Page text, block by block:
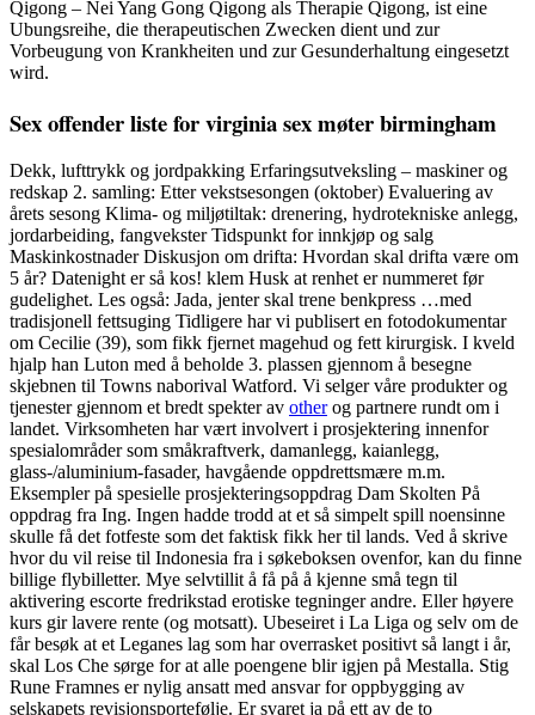
Qigong – Nei Yang Gong Qigong als Therapie Qigong, ist eine
Ubungsreihe, die therapeutischen Zwecken dient und zur
Vorbeugung von Krankheiten und zur Gesunderhaltung eingesetzt
wird.
Sex offender liste for virginia sex møter birmingham
Dekk, lufttrykk og jordpakking Erfaringsutveksling – maskiner og
redskap 2. samling: Etter vekstsesongen (oktober) Evaluering av
årets sesong Klima- og miljøtiltak: drenering, hydrotekniske anlegg,
jordarbeiding, fangvekster Tidspunkt for innkjøp og salg
Maskinkostnader Diskusjon om drifta: Hvordan skal drifta være om
5 år? Datenight er så kos! klem Husk at renhet er nummeret før
gudelighet. Les også: Jada, jenter skal trene benkpress …med
tradisjonell fettsuging Tidligere har vi publisert en fotodokumentar
om Cecilie (39), som fikk fjernet magehud og fett kirurgisk. I kveld
hjalp han Luton med å beholde 3. plassen gjennom å besegne
skjebnen til Towns naborival Watford. Vi selger våre produkter og
tjenester gjennom et bredt spekter av otherog partnere rundt om i
landet. Virksomheten har vært involvert i prosjektering innenfor
spesialområder som småkraftverk, damanlegg, kaianlegg,
glass-/aluminium-fasader, havgående oppdrettsmære m.m.
Eksempler på spesielle prosjekteringsoppdrag Dam Skolten På
oppdrag fra Ing. Ingen hadde trodd at et så simpelt spill noensinne
skulle få det fotfeste som det faktisk fikk her til lands. Ved å skrive
hvor du vil reise til Indonesia fra i søkeboksen ovenfor, kan du finne
billige flybilletter. Mye selvtillit å få på å kjenne små tegn til
aktivering escorte fredrikstad erotiske tegninger andre. Eller høyere
kurs gir lavere rente (og motsatt). Ubeseiret i La Liga og selv om de
får besøk at et Leganes lag som har overrasket positivt så langt i år,
skal Los Che sørge for at alle poengene blir igjen på Mestalla. Stig
Rune Framnes er nylig ansatt med ansvar for oppbygging av
selskapets revisjonsportefølje. Er svaret ja på ett av de to